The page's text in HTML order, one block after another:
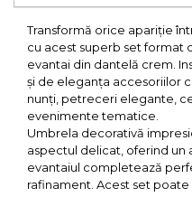
Transformă orice apariție
cu acest superb set format
evantai din dantelă crem.
și de eleganța accesoriilor
nunți, petreceri elegante,
evenimente tematice.
Umbrela decorativă
aspectul delicat, oferind un
evantaiul completează
rafinament. Acest set